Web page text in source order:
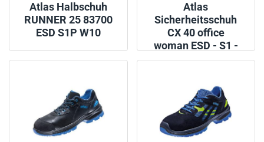
Atlas Halbschuh
RUNNER 25 83700
ESD S1P W10
Atlas
Sicherheitsschuh
CX 40 office
woman ESD - S1 -
W10